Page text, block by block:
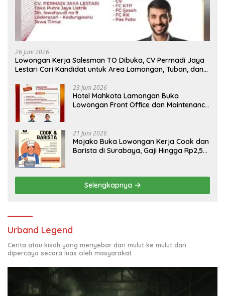
26 Juni 2026
Lowongan Kerja Salesman TO Dibuka, CV Permadi Jaya
Lestari Cari Kandidat untuk Area Lamongan, Tuban, dan
23 Juni 2026
Hotel Mahkota Lamongan Buka
Lowongan Front Office dan Maintenance
21 Juni 2026
Mojako Buka Lowongan Kerja Cook dan
Barista di Surabaya, Gaji Hingga Rp2,5
Selengkapnya
Urband Legend
Cerita atau kisah yang menyebar dari mulut ke mulut dan
dipercaya secara luas oleh masyarakat